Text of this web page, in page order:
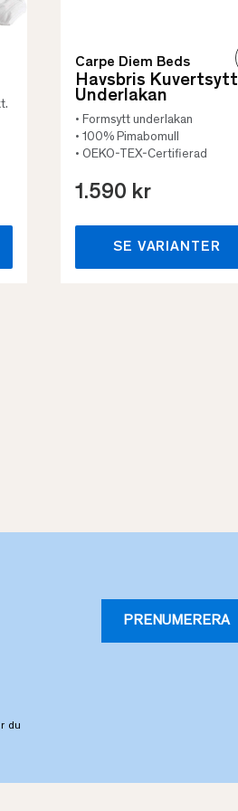
Carpe Diem Beds
Havsbris Kuvertsytt
Underlakan
• Formsytt underlakan
• 100% Pimabomull
• OEKO-TEX-Certifierad
1.590 kr
SE VARIANTER
PRENUMERERA
du